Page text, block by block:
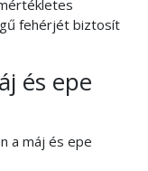
fehérjét biztosít
és epe
a máj és epe